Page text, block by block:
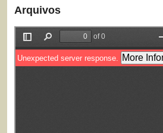
Arquivos